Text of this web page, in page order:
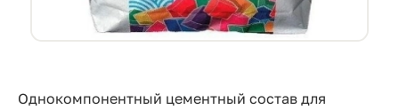
Контакты
800
Однокомпонентный цементный состав для